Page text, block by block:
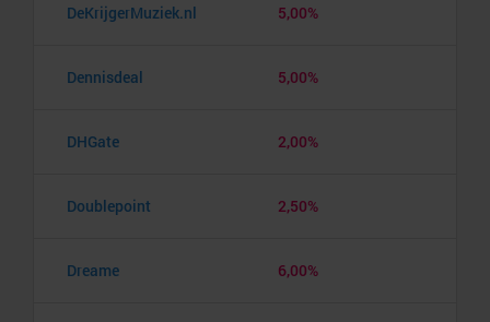
DeKrijgerMuziek.nl 5,00%
Dennisdeal 5,00%
DHGate 2,00%
Doublepoint 2,50%
Dreame 6,00%